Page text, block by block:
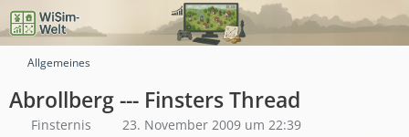
Allgemeines
Abrollberg --- Finsters Thread
Finsternis 23. November 2009 um 22:39